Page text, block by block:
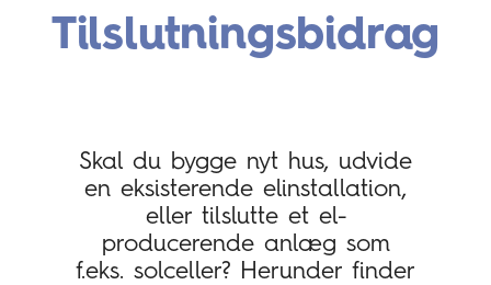
Tilslutningsbidrag
Skal du bygge nyt hus, udvide
en eksisterende elinstallation,
eller tilslutte et el-
producerende anlæg som
f.eks. solceller? Herunder finder